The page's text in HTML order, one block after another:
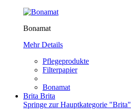
Bonamat
Mehr Details
Pflegeprodukte
Filterpapier
Bonamat
Brita Brita
Springe zur Hauptkategorie "Brita"